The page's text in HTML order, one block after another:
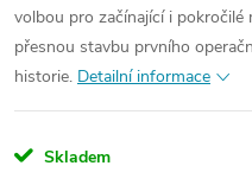
volbou pro začínající i pokročilé
přesnou stavbu prvního
historie. Detailní informace
Skladem